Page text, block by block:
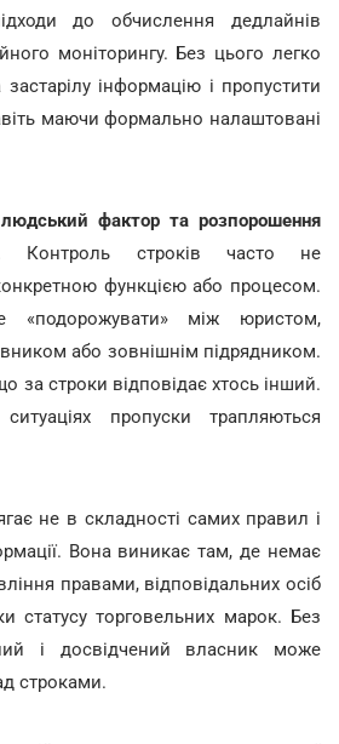
до обчислення дедлайнів
моніторингу. Без цього легко
застарілу інформацію і пропустити
маючи формально налаштовані
людський фактор та розпорошення
Контроль строків часто не
функцією або процесом.
«подорожувати» між юристом,
або зовнішнім підрядником.
за строки відповідає хтось інший.
пропуски трапляються
не в складності самих правил і
Вона виникає там, де немає
правами, відповідальних осіб
статусу торговельних марок. Без
і досвідчений власник може
строками.